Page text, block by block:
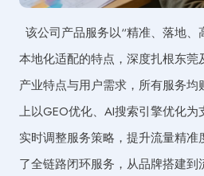
该公司产品服务以“精准、落地
本地化适配的特点，深度扎根东
产业特点与用户需求，所有服务
上以GEO优化、AI搜索引擎优化为
实时调整服务策略，提升流量精
了全链路闭环服务，从品牌搭建到